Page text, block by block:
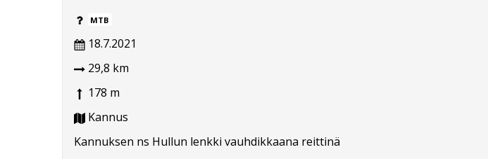
MTB
18.7.2021
29,8 km
178 m
Kannus
Kannuksen ns Hullun lenkki vauhdikkaana reittinä